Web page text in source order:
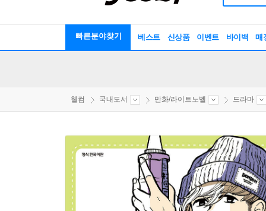
빠른분야찾기 베스트 신상품 이벤트 바이백 매
웰컴 국내도서 만화/라이트노벨 드라마